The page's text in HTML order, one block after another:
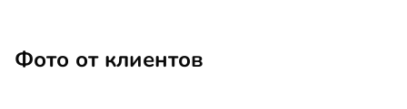
Фото от клиентов